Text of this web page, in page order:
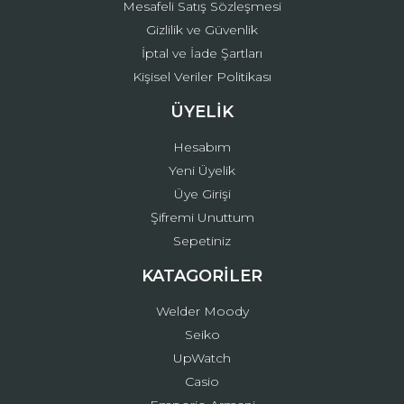
Mesafeli Satış Sözleşmesi
Gizlilik ve Güvenlik
İptal ve İade Şartları
Kişisel Veriler Politikası
ÜYELİK
Hesabım
Yeni Üyelik
Üye Girişi
Şifremi Unuttum
Sepetiniz
KATAGORİLER
Welder Moody
Seiko
UpWatch
Casio